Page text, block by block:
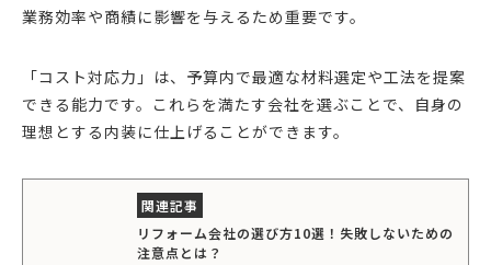
業務効率や商績に影響を与えるため重要です。
「コスト対応力」は、予算内で最適な材料選定や工法を提案
できる能力です。これらを満たす会社を選ぶことで、自身の
理想とする内装に仕上げることができます。
リフォーム会社の選び方10選！失敗しないための
注意点とは？